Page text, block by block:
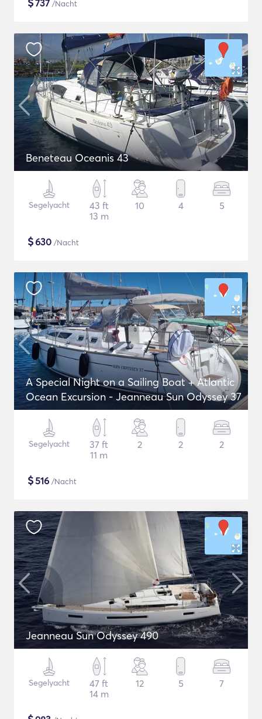
737 /Nacht
Beneteau Oceanis 43
Segelyacht
43 ft
13 m
10 4 5
$630 /Nacht
A Special Night on a Sailing Boat + Atlantic
Ocean Excursion - Jeanneau Sun Odyssey 37
Segelyacht
37 ft
11 m
2 2 2
$516 /Nacht
Jeanneau Sun Odyssey 490
Segelyacht
47 ft
14 m
12 5 7